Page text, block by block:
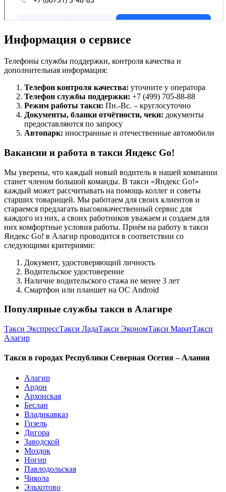
Информация о сервисе
Телефоны службы поддержки, контроля качества и
дополнительная информация:
Телефон контроля качества: уточните у оператора
Телефон службы поддержки: +7 (499) 705-88-88
Режим работы такси: Пн.-Вс. – круглосуточно
Документы, бланки отчётности, чеки: документы
предоставляются по запросу
Автопарк: иностранные и отечественные автомобили
Вакансии и работа в такси Яндекс Go!
Мы уверены, что каждый новый водитель в нашей компании
станет членом большой команды. В такси «Яндекс Go!»
каждый может рассчитывать на помощь коллег и советы
старших товарищей. Мы работаем для своих клиентов и
стараемся предлагать высококачественный сервис для
каждого из них, а своих работников уважаем и создаем для
них комфортные условия работы. Приём на работу в такси
Яндекс Go! в Алагир проводится в соответствии со
следующими критериями:
Документ, удостоверяющий личность
Водительское удостоверение
Наличие водительского стажа не менее 3 лет
Смартфон или планшет на ОС Android
Популярные службы такси в Алагире
Такси ЭкспрессТакси ЛадаТакси ЭкономТакси МаратТакси
Алагир
Такси в городах Республики Северная Осетия – Алания
Алагир
Ардон
Архонская
Беслан
Владикавказ
Гизель
Дигора
Заводской
Моздок
Ногир
Павлодольская
Чикола
Эльхотово